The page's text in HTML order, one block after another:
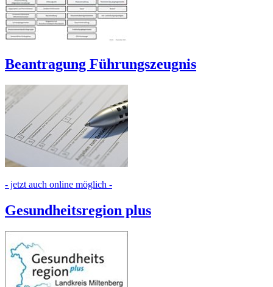
Beantragung Führungszeugnis
- jetzt auch online möglich -
Gesundheitsregion plus